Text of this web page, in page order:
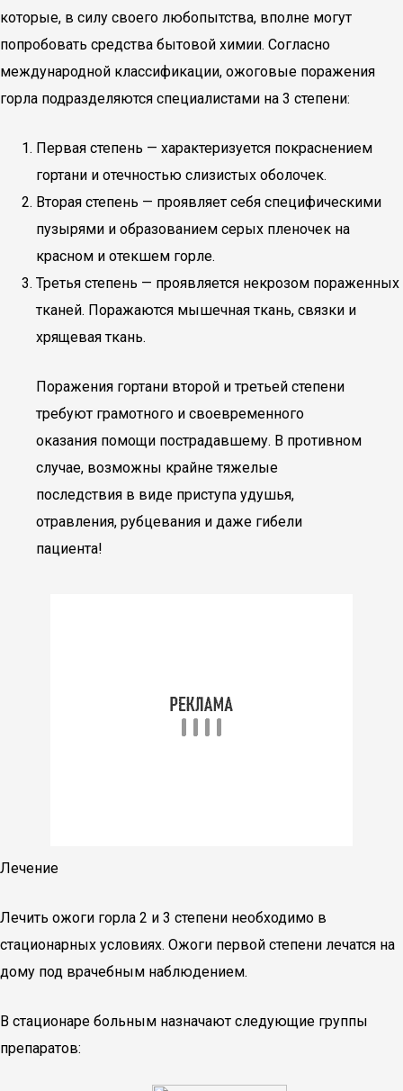
которые, в силу своего любопытства, вполне могут
попробовать средства бытовой химии. Согласно
международной классификации, ожоговые поражения
горла подразделяются специалистами на 3 степени:
Первая степень — характеризуется покраснением
гортани и отечностью слизистых оболочек.
Вторая степень — проявляет себя специфическими
пузырями и образованием серых пленочек на
красном и отекшем горле.
Третья степень — проявляется некрозом пораженных
тканей. Поражаются мышечная ткань, связки и
хрящевая ткань.
Поражения гортани второй и третьей степени
требуют грамотного и своевременного
оказания помощи пострадавшему. В противном
случае, возможны крайне тяжелые
последствия в виде приступа удушья,
отравления, рубцевания и даже гибели
пациента!
Лечение
Лечить ожоги горла 2 и 3 степени необходимо в
стационарных условиях. Ожоги первой степени лечатся на
дому под врачебным наблюдением.
В стационаре больным назначают следующие группы
препаратов: